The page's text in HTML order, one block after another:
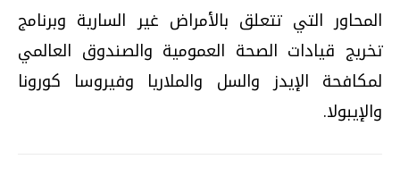
المحاور التي تتعلق بالأمراض غير السارية وبرنامج
تخريج قيادات الصحة العمومية والصندوق العالمي
لمكافحة الإيدز والسل والملاريا وفيروسا كورونا
والإيبولا.